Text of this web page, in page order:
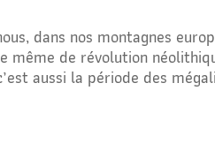
dans nos montagnes
même de révolution
aussi la période des